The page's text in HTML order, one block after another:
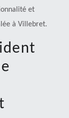
et
à Villebret.